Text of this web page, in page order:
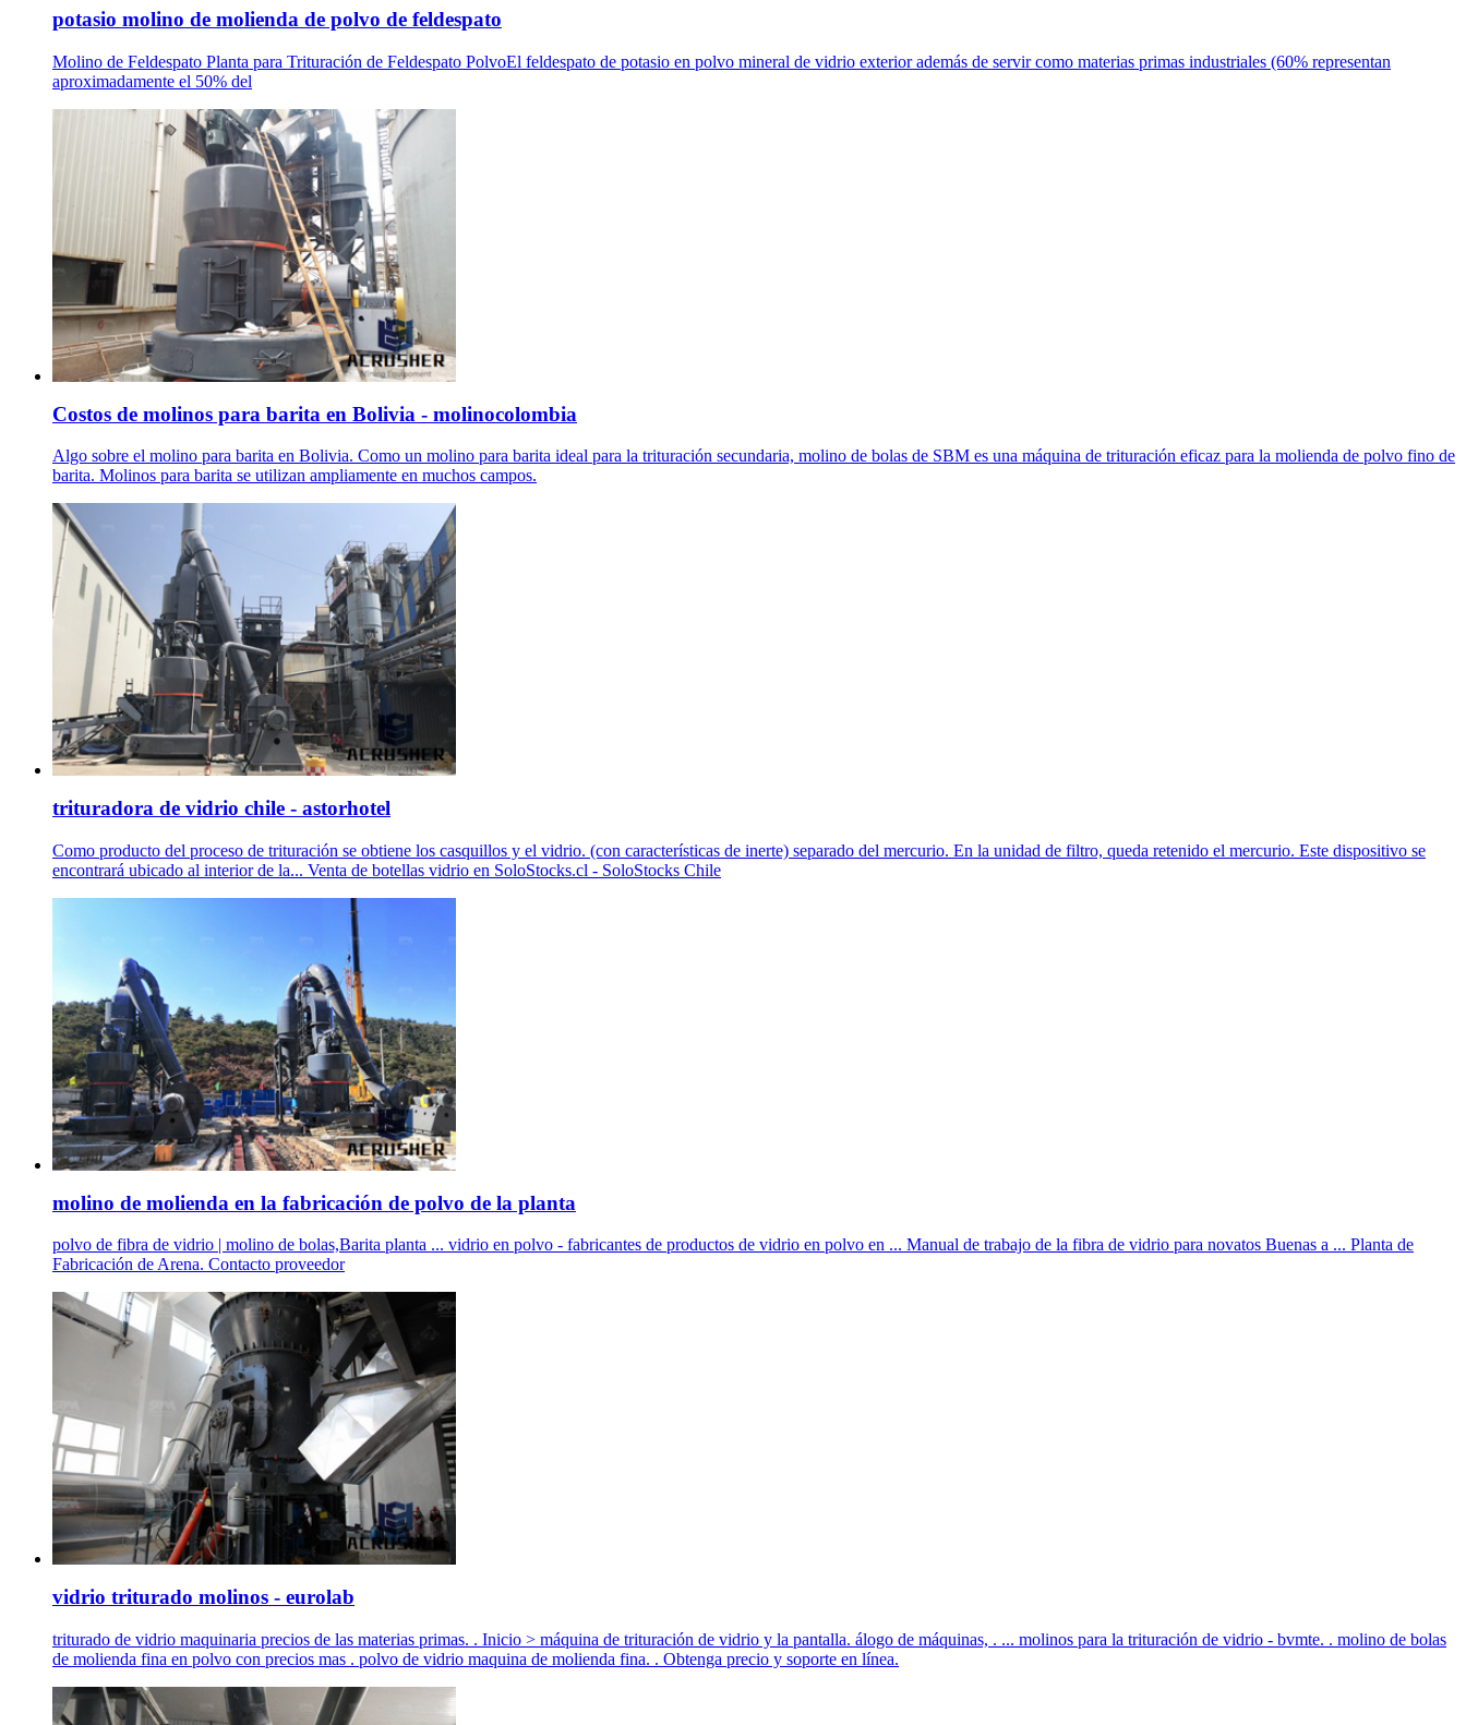
potasio molino de molienda de polvo de feldespato
Molino de Feldespato Planta para Trituración de Feldespato PolvoEl feldespato de potasio en polvo mineral de vidrio exterior además de servir como materias primas industriales (60% representan
aproximadamente el 50% del
Costos de molinos para barita en Bolivia - molinocolombia
Algo sobre el molino para barita en Bolivia. Como un molino para barita ideal para la trituración secundaria, molino de bolas de SBM es una máquina de trituración eficaz para la molienda de polvo fino de
barita. Molinos para barita se utilizan ampliamente en muchos campos.
trituradora de vidrio chile - astorhotel
Como producto del proceso de trituración se obtiene los casquillos y el vidrio. (con características de inerte) separado del mercurio. En la unidad de filtro, queda retenido el mercurio. Este dispositivo se
encontrará ubicado al interior de la... Venta de botellas vidrio en SoloStocks.cl - SoloStocks Chile
molino de molienda en la fabricación de polvo de la planta
polvo de fibra de vidrio | molino de bolas,Barita planta ... vidrio en polvo - fabricantes de productos de vidrio en polvo en ... Manual de trabajo de la fibra de vidrio para novatos Buenas a ... Planta de
Fabricación de Arena. Contacto proveedor
vidrio triturado molinos - eurolab
triturado de vidrio maquinaria precios de las materias primas. . Inicio > máquina de trituración de vidrio y la pantalla. álogo de máquinas, . ... molinos para la trituración de vidrio - bvmte. . molino de bolas
de molienda fina en polvo con precios mas . polvo de vidrio maquina de molienda fina. . Obtenga precio y soporte en línea.